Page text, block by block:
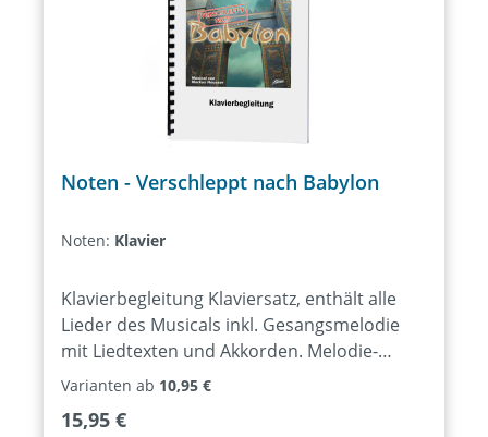
Noten - Verschleppt nach Babylon
Noten: Klavier
Klavierbegleitung Klaviersatz, enthält alle
Lieder des Musicals inkl. Gesangsmelodie
mit Liedtexten und Akkorden. Melodie-
Instrumente Stimme für Melodie-
Musicals, notiert für C-Instrumente (Flöte,
Varianten ab 10,95 €
Regulärer Preis:
15,95 €